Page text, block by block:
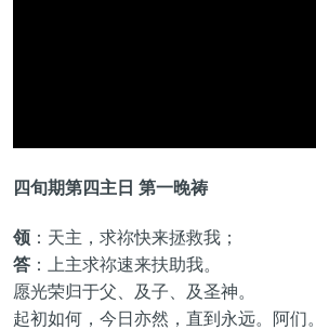
四旬期第四主日 第一晚祷
领：天主，求祢快来拯救我；
答：上主求祢速来扶助我。
愿光荣归于父、及子、及圣神。
起初如何，今日亦然，直到永远。阿们。